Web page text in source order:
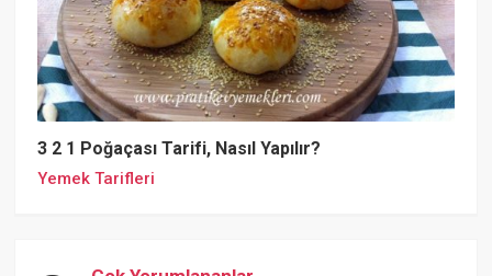
3 2 1 Poğaçası Tarifi, Nasıl Yapılır?
Yemek Tarifleri